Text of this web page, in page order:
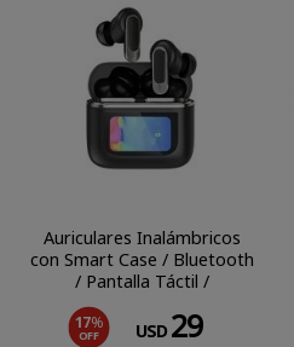
Auriculares Inalámbricos
con Smart Case / Bluetooth
/ Pantalla Táctil /
Cancelación Ruido
17%
OFF USD 29